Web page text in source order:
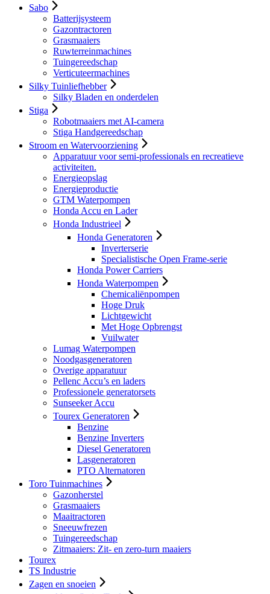
Sabo
Batterijsysteem
Gazontractoren
Grasmaaiers
Ruwterreinmachines
Tuingereedschap
Verticuteermachines
Silky Tuinliefhebber
Silky Bladen en onderdelen
Stiga
Robotmaaiers met AI-camera
Stiga Handgereedschap
Stroom en Watervoorziening
Apparatuur voor semi-professionals en recreatieve
activiteiten.
Energieopslag
Energieproductie
GTM Waterpompen
Honda Accu en Lader
Honda Industrieel
Honda Generatoren
Inverterserie
Specialistische Open Frame-serie
Honda Power Carriers
Honda Waterpompen
Chemicaliënpompen
Hoge Druk
Lichtgewicht
Met Hoge Opbrengst
Vuilwater
Lumag Waterpompen
Noodgasgeneratoren
Overige apparatuur
Pellenc Accu’s en laders
Professionele generatorsets
Sunseeker Accu
Tourex Generatoren
Benzine
Benzine Inverters
Diesel Generatoren
Lasgeneratoren
PTO Alternatoren
Toro Tuinmachines
Gazonherstel
Grasmaaiers
Maaitractoren
Sneeuwfrezen
Tuingereedschap
Zitmaaiers: Zit- en zero-turn maaiers
Tourex
TS Industrie
Zagen en snoeien